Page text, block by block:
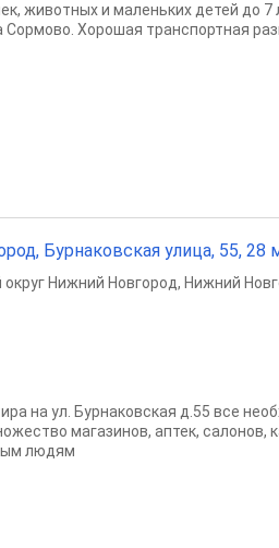
животных и маленьких детей до 7
Хорошая транспортная
Бурнаковская улица, 55, 28
округ Нижний Новгород, Нижний
на ул. Бурнаковская д.55 все
магазинов, аптек,
людям